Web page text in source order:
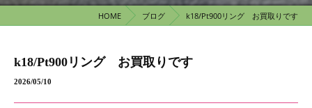
HOME ブログ k18/Pt900リング お買取りです
k18/Pt900リング お買取りです
2026/05/10